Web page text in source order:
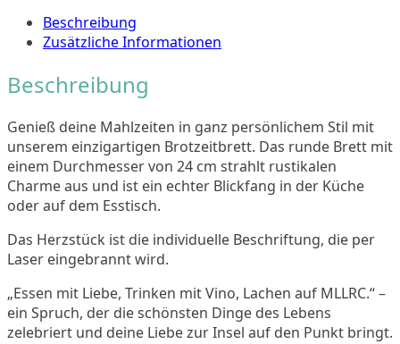
Beschreibung
Zusätzliche Informationen
Beschreibung
Genieß deine Mahlzeiten in ganz persönlichem Stil mit
unserem einzigartigen Brotzeitbrett. Das runde Brett mit
einem Durchmesser von 24 cm strahlt rustikalen
Charme aus und ist ein echter Blickfang in der Küche
oder auf dem Esstisch.
Das Herzstück ist die individuelle Beschriftung, die per
Laser eingebrannt wird.
„Essen mit Liebe, Trinken mit Vino, Lachen auf MLLRC.“ –
ein Spruch, der die schönsten Dinge des Lebens
zelebriert und deine Liebe zur Insel auf den Punkt bringt.